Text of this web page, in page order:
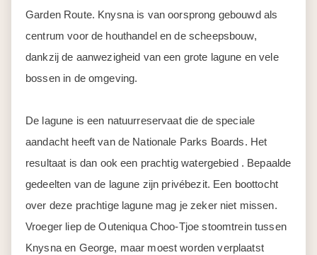
Garden Route. Knysna is van oorsprong gebouwd als
centrum voor de houthandel en de scheepsbouw,
dankzij de aanwezigheid van een grote lagune en vele
bossen in de omgeving.
De lagune is een natuurreservaat die de speciale
aandacht heeft van de Nationale Parks Boards. Het
resultaat is dan ook een prachtig watergebied . Bepaalde
gedeelten van de lagune zijn privébezit. Een boottocht
over deze prachtige lagune mag je zeker niet missen.
Vroeger liep de Outeniqua Choo-Tjoe stoomtrein tussen
Knysna en George, maar moest worden verplaatst